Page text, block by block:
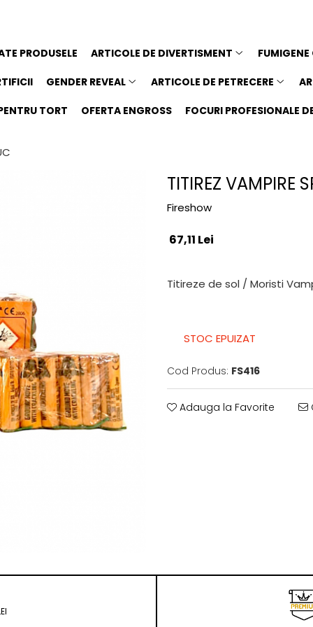
PRODUSELE ARTICOLE DE DIVERTISMENT
GENDER REVEAL ARTICOLE DE PETRECERE
TORT OFERTA ENGROSS FOCURI PROFESIONALE
TITIREZ VAMPIRE
Fireshow
67,11 Lei
Titireze de sol / Moristi
STOC EPUIZAT
Cod Produs: FS416
Adauga la Favorite